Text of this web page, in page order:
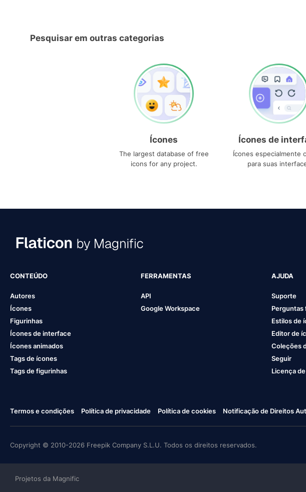
Pesquisar em outras categorias
Ícones
The largest database of free
icons for any project.
Ícones de
Ícones especialmente
para suas
CONTEÚDO
Autores
Ícones
Figurinhas
Ícones de interface
Ícones animados
Tags de ícones
Tags de figurinhas
FERRAMENTAS
API
Google Workspace
AJUDA
Suporte
Estilos de
Editor de
Coleções
Seguir
Licença
Termos e condições Política de privacidade Política de cookies Notificação de Direitos
Copyright © 2010-2026 Freepik Company S.L.U. Todos os direitos reservados.
Projetos da Magnific